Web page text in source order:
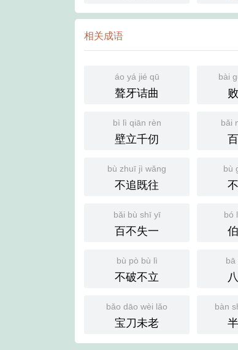
相关成语
áo yá jié qū
聱牙诘曲
bài
bì lì qiān rèn
壁立千仞
bǎi
bù zhuī jì wǎng
不追既往
bù
bǎi bù shī yī
百不失一
bó
bù pò bù lì
不破不立
bā
bǎo dāo wèi lǎo
宝刀未老
bàn